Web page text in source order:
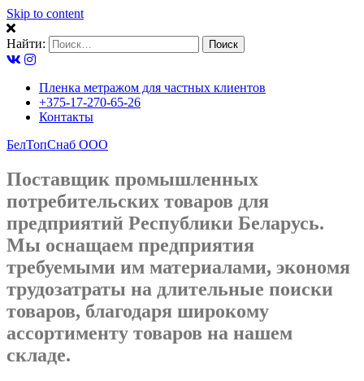
Skip to content
Найти:
Пленка метражом для частных клиентов
+375-17-270-65-26
Контакты
БелТопСнаб ООО
Поставщик промышленных
потребительских товаров для
предприятий Республики Беларусь.
Мы оснащаем предприятия
требуемыми им материалами, экономя
трудозатраты на длительные поиски
товаров, благодаря широкому
ассортименту товаров на нашем
складе.